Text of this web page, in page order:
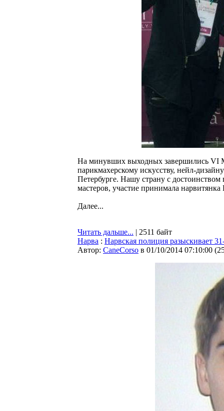
На минувших выходных завершились VI
парикмахерскому искусству, нейл-
Петербурге. Нашу страну с достоинством
мастеров, участие принимала
Далее...
Читать дальше... | 2511 байт
Нарва : Нарвская полиция разыскивает
Автор: CaneCorso в 01/10/2014 07:10:00 (